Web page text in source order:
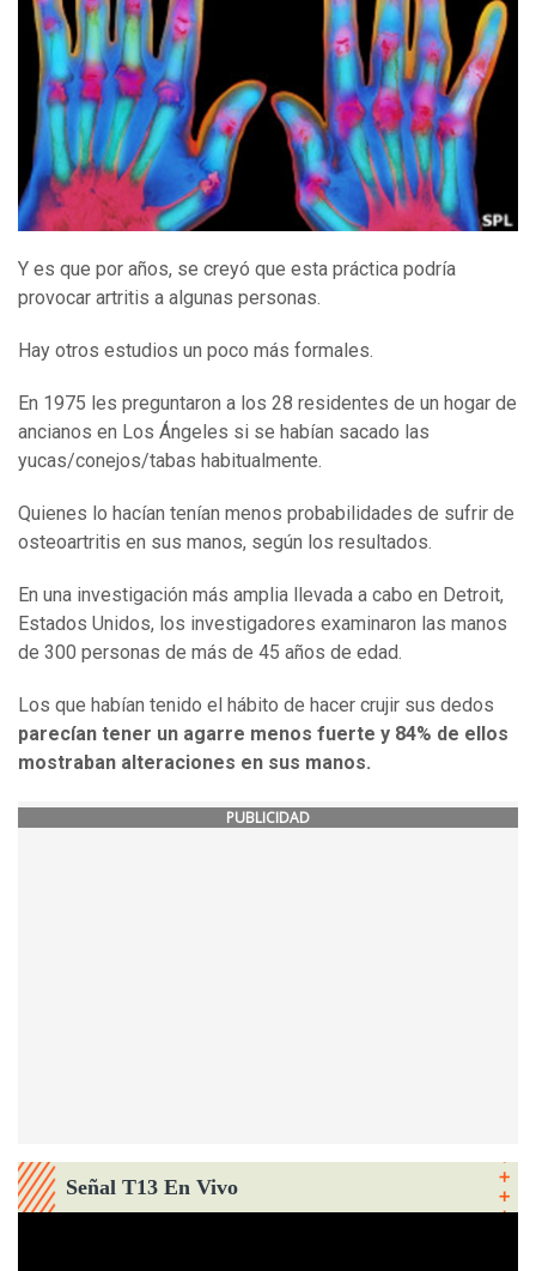
Y es que por años, se creyó que esta práctica podría
provocar artritis a algunas personas.
Hay otros estudios un poco más formales.
En 1975 les preguntaron a los 28 residentes de un hogar de
ancianos en Los Ángeles si se habían sacado las
yucas/conejos/tabas habitualmente.
Quienes lo hacían tenían menos probabilidades de sufrir de
osteoartritis en sus manos, según los resultados.
En una investigación más amplia llevada a cabo en Detroit,
Estados Unidos, los investigadores examinaron las manos
de 300 personas de más de 45 años de edad.
Los que habían tenido el hábito de hacer crujir sus dedos
parecían tener un agarre menos fuerte y 84% de ellos
mostraban alteraciones en sus manos.
PUBLICIDAD
Señal T13 En Vivo